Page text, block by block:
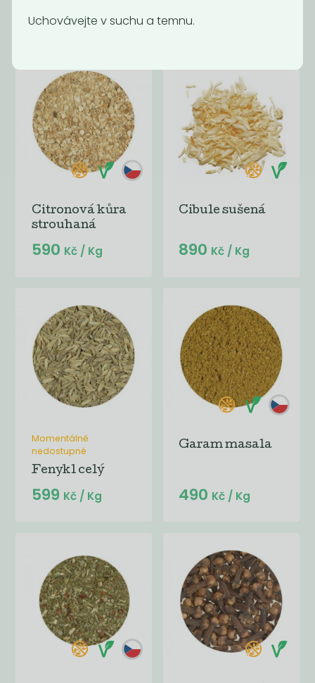
400Kč/ Kg 599
Citronová kůra
strouhaná
590 Kč / Kg
Cibule sušená
890 Kč / Kg
Momentálně
nedostupné
Fenykl celý
599 Kč / Kg
Garam masala
490 Kč / Kg
Uchovávejte v suchu a temnu.